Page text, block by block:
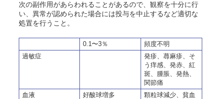
次の副作用があらわれることがあるので、観察を十分に行
い、異常が認められた場合には投与を中止するなど適切な
処置を行うこと。
0.1〜3％
頻度不明
過敏症
発疹、蕁麻疹、そ
う痒感、発赤、紅
斑、腫脹、発熱、
関節痛
血液
好酸球増多
顆粒球減少、貧血